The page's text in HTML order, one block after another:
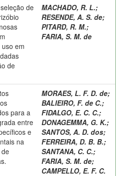
de
em
de
MACHADO, R. L.;
RESENDE, A. S. de;
PITARD, R. M.;
FARIA, S. M. de
para a
entre
e
na
MORAES, L. F. D. de;
BALIEIRO, F. de C.;
FIDALGO, E. C. C.;
DONAGEMMA, G. K.;
SANTOS, A. D. dos;
FERREIRA, D. B. B.;
SANTANA, C. C.;
FARIA, S. M. de;
CAMPELLO, E. F. C.